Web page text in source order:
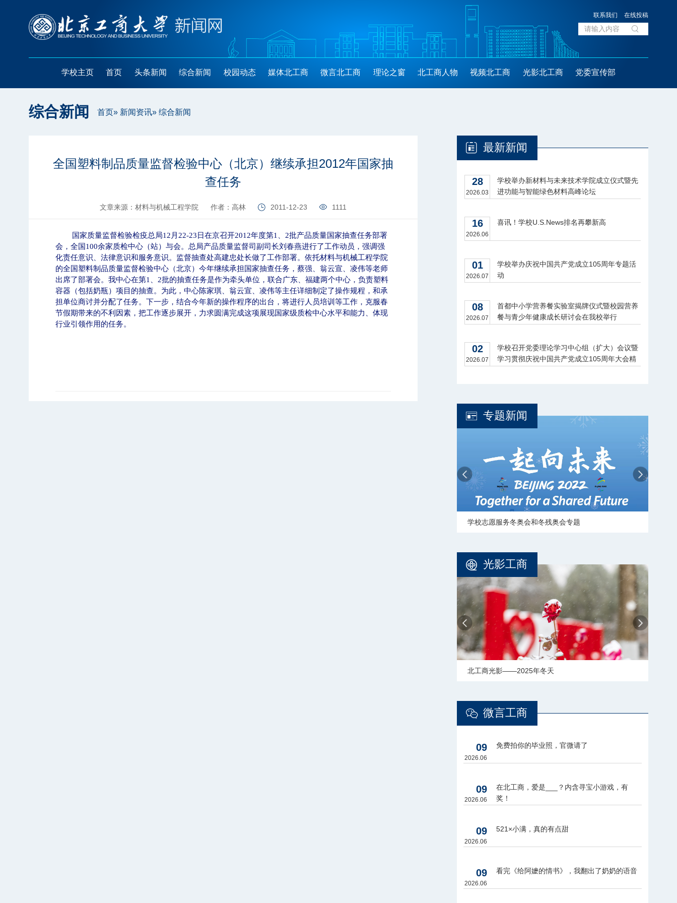
在线投稿
联系我们
学校主页 首页 头条新闻 综合新闻 校园动态 媒体北工商 微言北工商 理论之窗 北工商人物 视频北工商 光影北工商 党委宣传部
综合新闻 首页» 新闻资讯» 综合新闻
全国塑料制品质量监督检验中心（北京）继续承担2012年国家抽
查任务
文章来源：材料与机械工程学院 作者：高林 2011-12-23 1111
国家质量监督检验检疫总局12 月 22-23 日在京召开2012年度第1 2批产品质量国家抽查任务部署
会，全国 100余家质检中心（站）与会。总局产品质量监督司副司长刘春燕进行了工作动员，强调强
化责任意识、法律意识和服务意识。监督抽查处高建忠处长做了工作部署。依托材料与机械工程学院
的全国塑料制品质量监督检验中心（北京）今年继续承担国家抽查任务，蔡强、翁云宣、凌伟等老师
出席了部署会。我中心在第1 2批的抽查任务是作为牵头单位，联合广东、福建两个中心，负责塑料
容器（包括奶瓶）项目的抽查。为此，中心陈家琪、翁云宣、凌伟等主任详细制定了操作规程，和承
担单位商讨并分配了任务。下一步，结合今年新的操作程序的出台，将进行人员培训等工作，克服春
节假期带来的不利因素，把工作逐步展开，力求圆满完成这项展现国家级质检中心水平和能力、体现
行业引领作用的任务。
最新新闻
28
2026.03
学校举办新材料与未来技术学院成立仪式暨先
进功能与智能绿色材料高峰论坛
16
2026.06
喜讯！学校U.S.News排名再攀新高
01
2026.07
学校举办庆祝中国共产党成立105周年专题活
动
08
2026.07
首都中小学营养餐实验室揭牌仪式暨校园营养
餐与青少年健康成长研讨会在我校举行
02
2026.07
学校召开党委理论学习中心组（扩大）会议暨
学习贯彻庆祝中国共产党成立105周年大会精
专题新闻
学校志愿服务冬奥会和冬残奥会专题
光影工商
北工商光影——2025年冬天
微言工商
09
2026.06
免费拍你的毕业照，官微请了
09
2026.06
在北工商，爱是___？内含寻宝小游戏，有
奖！
09
2026.06
521×小满，真的有点甜
09
2026.06
看完《给阿嬷的情书》，我翻出了奶奶的语音